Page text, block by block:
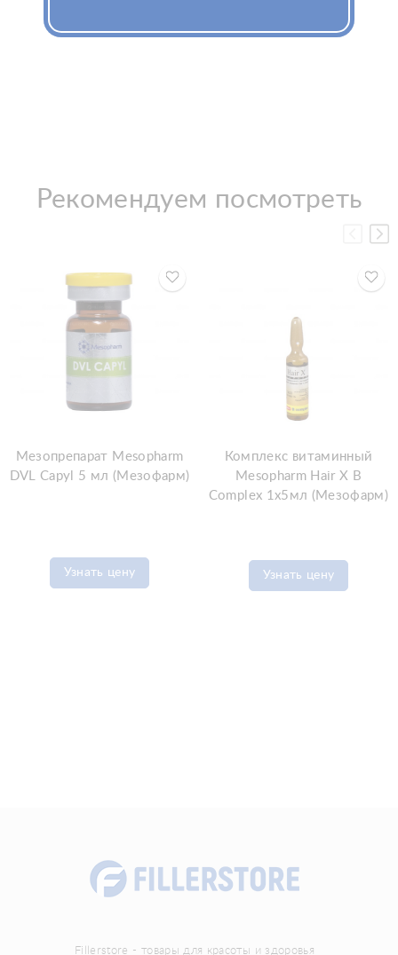
Рекомендуем посмотреть
Мезопрепарат Mesopharm
DVL Capyl 5 мл (Мезофарм)
Узнать цену
Комплекс витаминный
Mesopharm Hair X B
Complex 1х5мл (Мезофарм)
Узнать цену
Fillerstore - товары для красоты и здоровья